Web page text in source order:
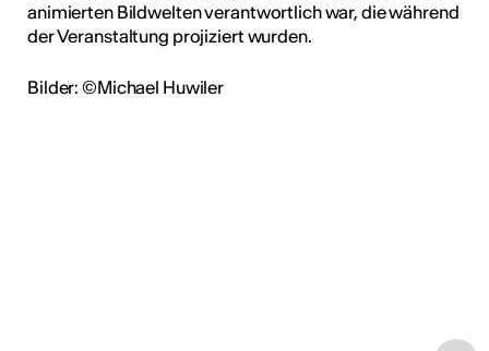
animierten Bildwelten verantwortlich war, die während
der Veranstaltung projiziert wurden.
Bilder: ©Michael Huwiler